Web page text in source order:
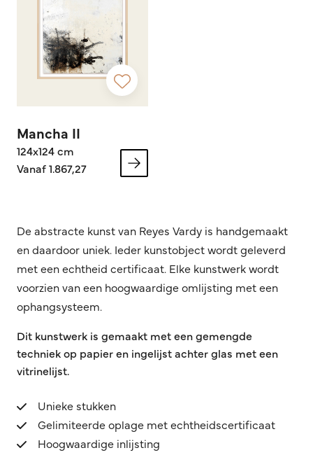
Mancha II
124x124 cm
Vanaf 1.867,27
De abstracte kunst van Reyes Vardy is handgemaakt
en daardoor uniek. Ieder kunstobject wordt geleverd
met een echtheid certificaat. Elke kunstwerk wordt
voorzien van een hoogwaardige omlijsting met een
ophangsysteem.
Dit kunstwerk is gemaakt met een gemengde
techniek op papier en ingelijst achter glas met een
vitrinelijst.
Unieke stukken
Gelimiteerde oplage met echtheidscertificaat
Hoogwaardige inlijsting